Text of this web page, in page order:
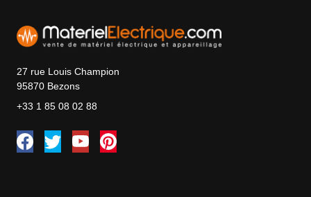
27 rue Louis Champion
95870 Bezons
+33 1 85 08 02 88